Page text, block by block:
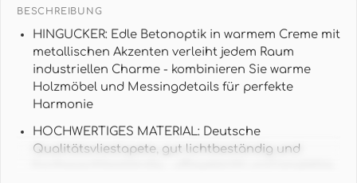
BESCHREIBUNG
HINGUCKER: Edle Betonoptik in warmem Creme mit
metallischen Akzenten verleiht jedem Raum
industriellen Charme - kombinieren Sie warme
Holzmöbel und Messingdetails für perfekte
Harmonie
HOCHWERTIGES MATERIAL: Deutsche
Qualitätsvliestapete, gut lichtbeständig und